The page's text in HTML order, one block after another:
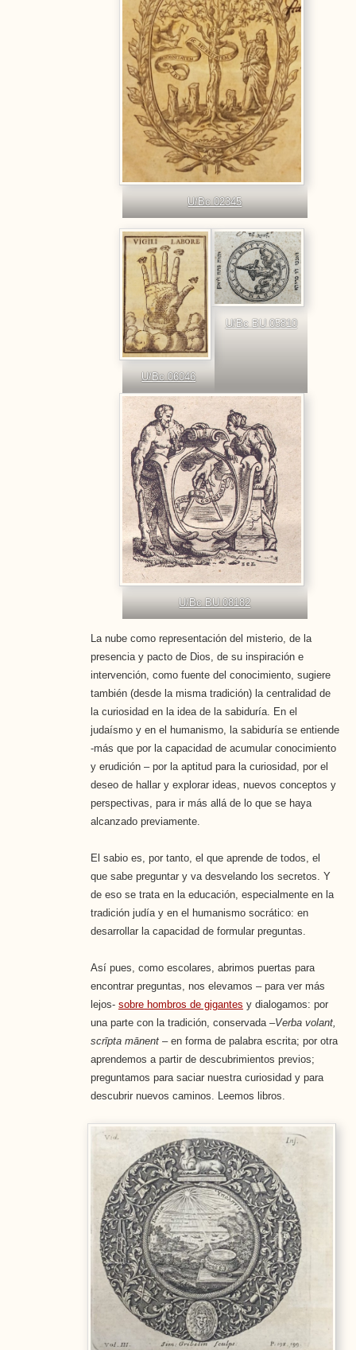
U/Bc 02345
U/Bc 06046
U/Bc BU 05810
U/Bc BU 08182
La nube como representación del misterio, de la
presencia y pacto de Dios, de su inspiración e
intervención, como fuente del conocimiento, sugiere
también (desde la misma tradición) la centralidad de
la curiosidad en la idea de la sabiduría. En el
judaísmo y en el humanismo, la sabiduría se entiende
-más que por la capacidad de acumular conocimiento
y erudición – por la aptitud para la curiosidad, por el
deseo de hallar y explorar ideas, nuevos conceptos y
perspectivas, para ir más allá de lo que se haya
alcanzado previamente.
El sabio es, por tanto, el que aprende de todos, el
que sabe preguntar y va desvelando los secretos. Y
de eso se trata en la educación, especialmente en la
tradición judía y en el humanismo socrático: en
desarrollar la capacidad de formular preguntas.
Así pues, como escolares, abrimos puertas para
encontrar preguntas, nos elevamos – para ver más
lejos- sobre hombros de gigantes y dialogamos: por
una parte con la tradición, conservada –Verba volant,
scrīpta mānent– en forma de palabra escrita; por otra
aprendemos a partir de descubrimientos previos;
preguntamos para saciar nuestra curiosidad y para
descubrir nuevos caminos. Leemos libros.